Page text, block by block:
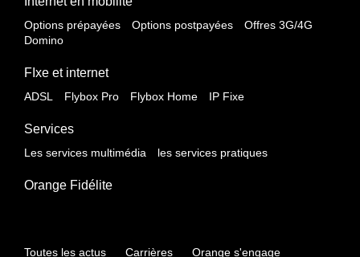
Options prépayées Options postpayées
Offres 3G/4G
Domino
FIxe et internet
ADSL Flybox Pro Flybox Home IP Fixe
Services
Les services multimédia les services pratiques
Orange Fidélite
Toutes les actus Carrières Orange s'engage